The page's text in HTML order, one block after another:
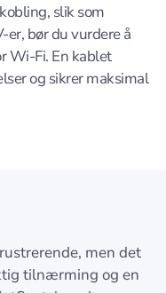
slik som
bør du vurdere å
Wi-Fi. En kablet
og sikrer maksimal
men det
tilnærming og en